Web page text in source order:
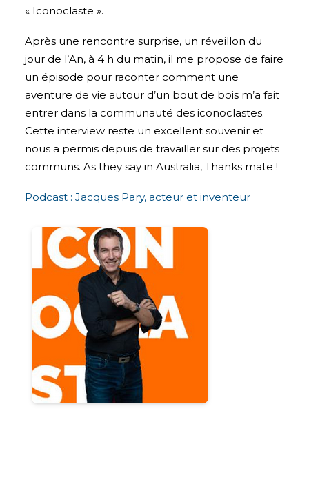
« Iconoclaste ».
Après une rencontre surprise, un réveillon du
jour de l’An, à 4 h du matin, il me propose de faire
un épisode pour raconter comment une
aventure de vie autour d’un bout de bois m’a fait
entrer dans la communauté des iconoclastes.
Cette interview reste un excellent souvenir et
nous a permis depuis de travailler sur des projets
communs. As they say in Australia, Thanks mate !
Podcast : Jacques Pary, acteur et inventeur